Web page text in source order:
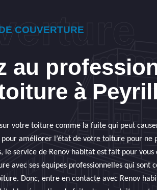
COUVERTURE
au
à
votre toiture comme la fuite qui peut
pour améliorer l’état de votre toiture pour ne
service de Renov habitat est fait pour vous
avec ses équipes professionnelles qui sont
Donc, entre en contacte avec Renov